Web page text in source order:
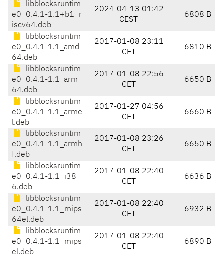
libblocksruntim
e0_0.4.1-1.1+b1_r
iscv64.deb
2024-04-13 01:42
CEST
6808 B
libblocksruntim
e0_0.4.1-1.1_amd
64.deb
2017-01-08 23:11
CET
6810 B
libblocksruntim
e0_0.4.1-1.1_arm
64.deb
2017-01-08 22:56
CET
6650 B
libblocksruntim
e0_0.4.1-1.1_arme
l.deb
2017-01-27 04:56
CET
6660 B
libblocksruntim
e0_0.4.1-1.1_armh
f.deb
2017-01-08 23:26
CET
6650 B
libblocksruntim
e0_0.4.1-1.1_i38
6.deb
2017-01-08 22:40
CET
6636 B
libblocksruntim
e0_0.4.1-1.1_mips
64el.deb
2017-01-08 22:40
CET
6932 B
libblocksruntim
e0_0.4.1-1.1_mips
el.deb
2017-01-08 22:40
CET
6890 B